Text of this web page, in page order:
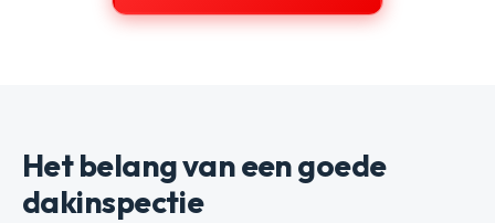
Het belang van een goede
dakinspectie